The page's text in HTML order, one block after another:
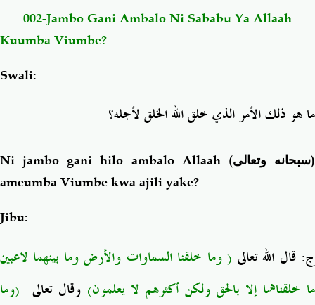
Chemsha Bongo
002-Jambo Gani Ambalo Ni Sababu Ya Allaah
Kuumba Viumbe?
Swali:
ما هو ذلك الأمر الذي خلق الله الخلق لأجله؟
Ni jambo gani hilo ambalo Allaah (سبحانه وتعالى)
ameumba Viumbe kwa ajili yake?
Jibu:
ج: قال الله تعالى ( وما خلقنا السماوات والأرض وما بينهما لاعبين
ما خلقناهما إلا بالحق ولكن أكثرهم لا يعلمون) وقال تعالى (وما